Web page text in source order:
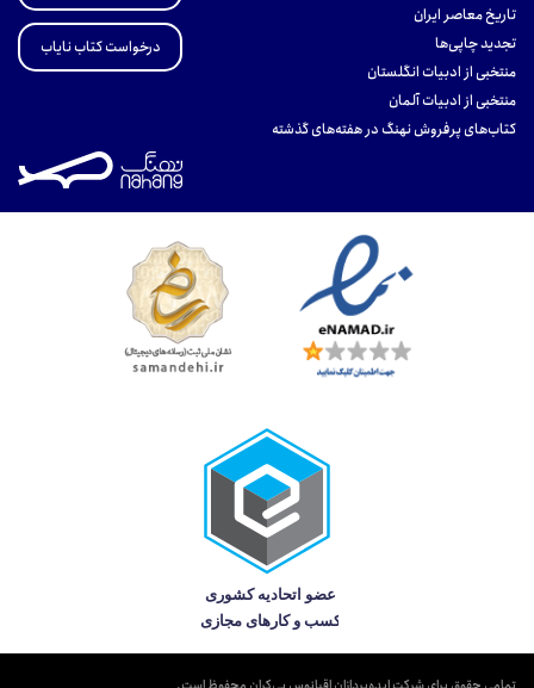
تاریخ معاصر ایران
تجدید چاپی‌ها
منتخبی از ادبیات انگلستان
منتخبی از ادبیات آلمان
کتاب‌های پرفروش نهنگ در هفته‌های گذشته
درخواست کتاب نایاب